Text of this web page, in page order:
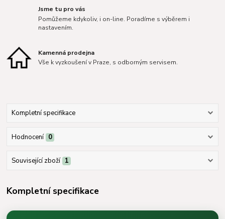
Jsme tu pro vás
Pomůžeme kdykoliv, i on-line. Poradíme s výběrem i
nastavením.
Kamenná prodejna
Vše k vyzkoušení v Praze, s odborným servisem.
Kompletní specifikace
Hodnocení 0
Související zboží 1
Kompletní specifikace